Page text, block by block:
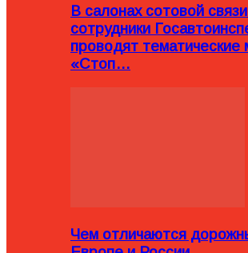
В салонах сотовой
сотрудники
проводят тематические
«Стоп…
Чем отличаются